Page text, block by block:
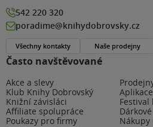
Často navštěvované
Akce a slevy
Klub Knihy Dobrovský
Knižní závisláci
Festival
Affiliate spolupráce
Poukazy pro firmy
Nákupy
542 220 320
poradime@knihydobrovsky.cz
Všechny kontakty Naše prodejny